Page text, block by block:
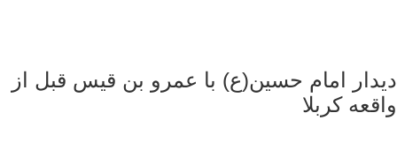
امام حسین(ع) با عمرو بن قیس قبل از
کربلا